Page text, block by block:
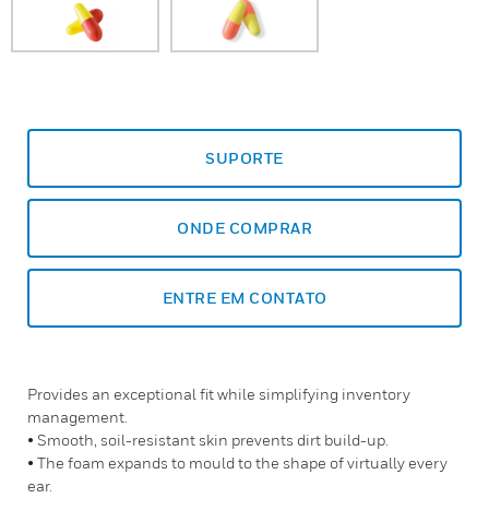
SUPORTE
ONDE COMPRAR
ENTRE EM CONTATO
Provides an exceptional fit while simplifying inventory
management.
• Smooth, soil-resistant skin prevents dirt build-up.
• The foam expands to mould to the shape of virtually every
ear.